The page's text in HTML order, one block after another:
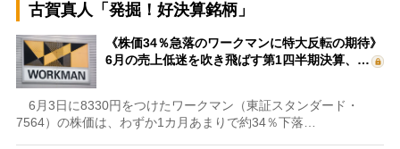
古賀真人「発掘！好決算銘柄」
《株価34％急落のワークマンに特大反転の期待》
6月の売上低迷を吹き飛ばす第1四半期決算、…
6月3日に8330円をつけたワークマン（東証スタンダード・
7564）の株価は、わずか1カ月あまりで約34％下落…